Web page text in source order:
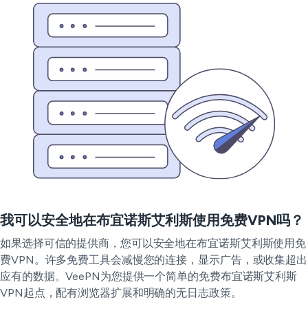
我可以安全地在布宜诺斯艾利斯使用免费VPN吗？
如果选择可信的提供商，您可以安全地在布宜诺斯艾利斯使用免
费VPN。许多免费工具会减慢您的连接，显示广告，或收集超出
应有的数据。VeePN为您提供一个简单的免费布宜诺斯艾利斯
VPN起点，配有浏览器扩展和明确的无日志政策。